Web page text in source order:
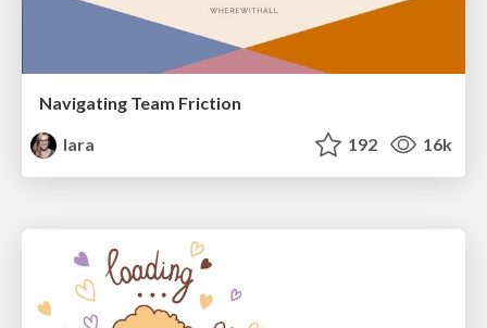
Navigating Team Friction
lara
192 16k